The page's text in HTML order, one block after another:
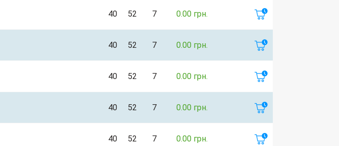
40 52 7 0.00 грн.
40 52 7 0.00 грн.
40 52 7 0.00 грн.
40 52 7 0.00 грн.
40 52 7 0.00 грн.